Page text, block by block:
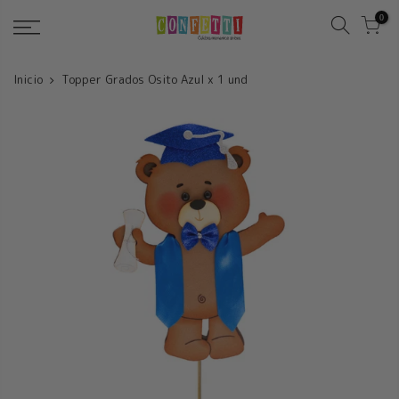
0
Inicio Topper Grados Osito Azul x 1 und